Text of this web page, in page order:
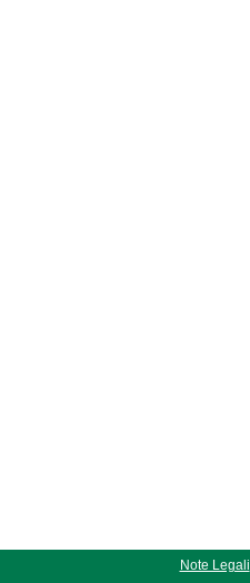
Note Legali